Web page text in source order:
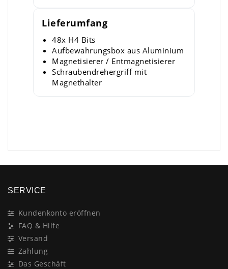
Lieferumfang
48x H4 Bits
Aufbewahrungsbox aus Aluminium
Magnetisierer / Entmagnetisierer
Schraubendrehergriff mit
Magnethalter
SERVICE
Kundenkonto eröffnen
FAQ & Hilfe
Versand
Zahlung
Das Geschäft